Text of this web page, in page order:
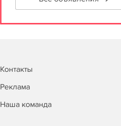
Контакты
Реклама
Наша команда